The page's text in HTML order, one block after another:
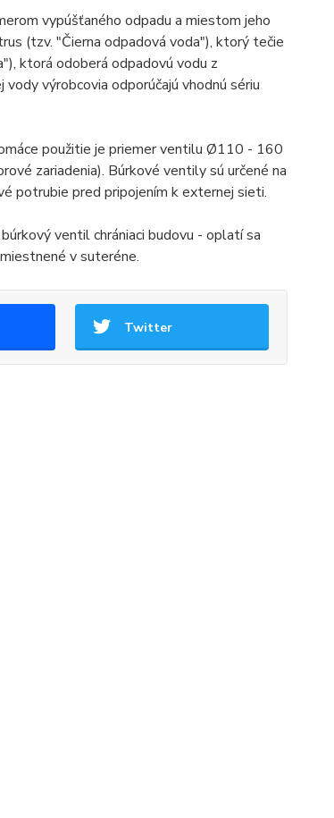
vypúšťaného odpadu a miestom jeho
(tzv. "Čierna odpadová voda"), ktorý tečie
ktorá odoberá odpadovú vodu z
výrobcovia odporúčajú vhodnú sériu
použitie je priemer ventilu Ø110 - 160
zariadenia). Búrkové ventily sú určené na
potrubie pred pripojením k externej sieti.
ventil chrániaci budovu - oplatí sa
v suteréne.
Twitter